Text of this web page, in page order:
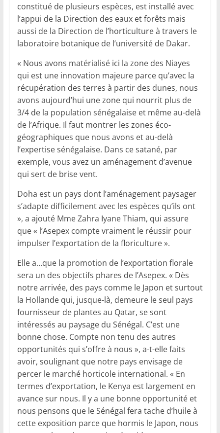
constitué de plusieurs espèces, est installé avec
l’appui de la Direction des eaux et forêts mais
aussi de la Direction de l’horticulture à travers le
laboratoire botanique de l’université de Dakar.
« Nous avons matérialisé ici la zone des Niayes
qui est une innovation majeure parce qu’avec la
récupération des terres à partir des dunes, nous
avons aujourd’hui une zone qui nourrit plus de
3/4 de la population sénégalaise et même au-delà
de l’Afrique. Il faut montrer les zones éco-
géographiques que nous avons et au-delà
l’expertise sénégalaise. Dans ce satané, par
exemple, vous avez un aménagement d’avenue
qui sert de brise vent.
Doha est un pays dont l’aménagement paysager
s’adapte difficilement avec les espèces qu’ils ont
», a ajouté Mme Zahra Iyane Thiam, qui assure
que « l’Asepex compte vraiment le réussir pour
impulser l’exportation de la floriculture ».
Elle a…que la promotion de l’exportation florale
sera un des objectifs phares de l’Asepex. « Dès
notre arrivée, des pays comme le Japon et surtout
la Hollande qui, jusque-là, demeure le seul pays
fournisseur de plantes au Qatar, se sont
intéressés au paysage du Sénégal. C’est une
bonne chose. Compte non tenu des autres
opportunités qui s’offre à nous », a-t-elle faits
avoir, soulignant que notre pays envisage de
percer le marché horticole international. « En
termes d’exportation, le Kenya est largement en
avance sur nous. Il y a une bonne opportunité et
nous pensons que le Sénégal fera tache d’huile à
cette exposition parce que hormis le Japon, nous